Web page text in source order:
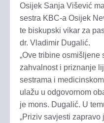
Osijek Sanja Višević
sestra KBC-a Osijek
te biskupski vikar za
dr. Vladimir Dugalić.
„Ove tribine osmišljene
zahvalnost i priznanje
sestrama i
ulažu u odgovornom
je mons. Dugalić. U
„Priziv savjesti